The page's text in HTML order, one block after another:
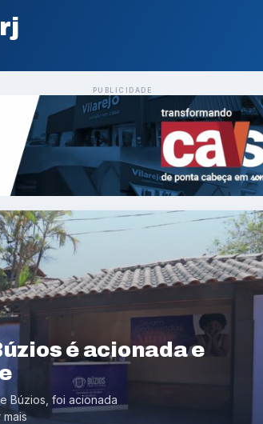
PUBLICIDADE
é acionada e
Búzios, foi acionada